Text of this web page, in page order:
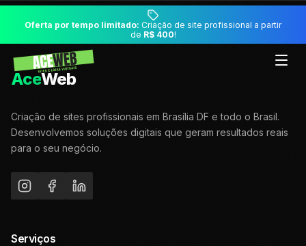
Oferta por tempo limitado: Criação de site profissional a partir
de R$ 400!
AceWeb
Criação de sites profissionais em Brasília DF e todo o Brasil.
Desenvolvemos soluções digitais que geram resultados reais
para o seu negócio.
Serviços